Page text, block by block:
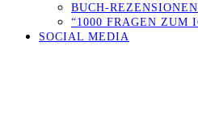
BUCH-REZENSIONEN
“1000 FRAGEN ZUM
SOCIAL MEDIA